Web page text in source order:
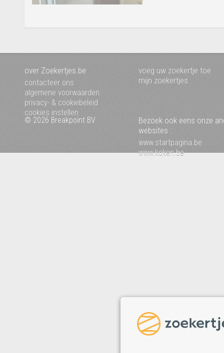
over Zoekertjes.be
contacteer ons
algemene voorwaarden
privacy- & cookiebeleid
cookies instellen
voeg uw zoekertje toe
mijn zoekertjes
© 2026 Breakpoint BV
Bezoek ook eens onze
websites :
www.startpagina.be
www.koken.be